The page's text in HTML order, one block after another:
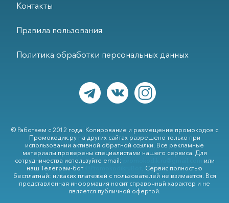
Контакты
Правила пользования
Политика обработки персональных данных
© Работаем с 2012 года. Копирование и размещение промокодов с
Промокодик.ру на других сайтах разрешено только при
использовании активной обратной ссылки. Все рекламные
материалы проверены специалистами нашего сервиса. Для
сотрудничества используйте email:
или
наш Телеграм-бот
. Сервис полностью
бесплатный: никаких платежей с пользователей не взимается. Вся
представленная информация носит справочный характер и не
является публичной офертой.